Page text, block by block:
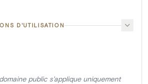
D'UTILISATION
public s'applique uniquement